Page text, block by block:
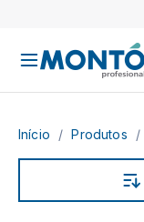
Início / Produtos /